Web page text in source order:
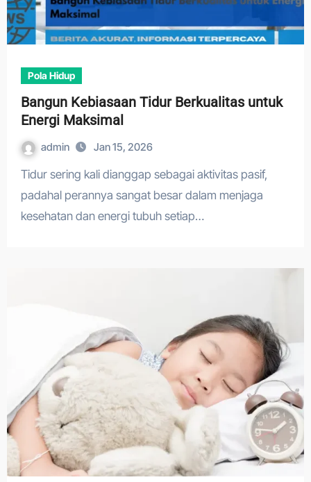
Pola Hidup
Bangun Kebiasaan Tidur Berkualitas untuk
Energi Maksimal
admin Jan 15, 2026
Tidur sering kali dianggap sebagai aktivitas pasif,
padahal perannya sangat besar dalam menjaga
kesehatan dan energi tubuh setiap…